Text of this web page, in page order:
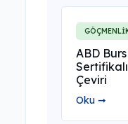
ABD
Çeviri
Oku ➞